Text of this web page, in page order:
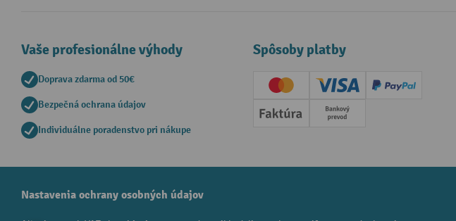
Vaše profesionálne výhody
Doprava zdarma od 50€
Bezpečná ochrana údajov
Individuálne poradenstvo pri nákupe
Spôsoby platby
Creditcard (Master)Creditcard (Visa)
PayPal
Faktúra Predplatba
Nastavenia ochrany osobných údajov